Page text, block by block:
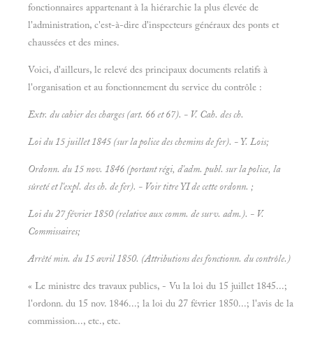
fonctionnaires appartenant à la hiérarchie la plus élevée de
l'administration, c'est-à-dire d'inspecteurs généraux des ponts et
chaussées et des mines.
Voici, d'ailleurs, le relevé des principaux documents relatifs à
l'organisation et au fonctionnement du service du contrôle :
Extr. du cahier des charges (art. 66 et 67). - V. Cah. des ch.
Loi du15 juillet1845 (sur la police des chemins de fer). - Y. Lois;
Ordonn. du15 nov. 1846 (portant régi, d'adm. publ. sur la police, la
sûreté et l'expl. des ch. de fer). - Voir titre YI de cette ordonn. ;
Loi du27février1850 (relative aux comm. de surv. adm.). - V.
Commissaires;
Arrêté min. du15avril1850. (Attributions des fonctionn. du contrôle.)
« Le ministre des travaux publics, - Vu la loi du 15 juillet 1845...;
l'ordonn. du 15 nov. 1846...; la loi du 27 février 1850...; l'avis de la
commission..., etc., etc.